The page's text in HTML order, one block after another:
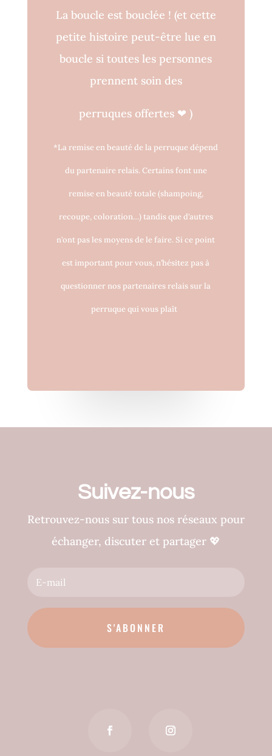
La boucle est bouclée ! (et cette
petite histoire peut-être lue en
boucle si toutes les personnes
prennent soin des
perruques offertes ❤)
*La remise en beauté de la perruque dépend
du partenaire relais. Certains font une
remise en beauté totale (shampoing,
recoupe, coloration…) tandis que d’autres
n’ont pas les moyens de le faire. Si ce point
est important pour vous, n’hésitez pas à
questionner nos partenaires relais sur la
perruque qui vous plaît
Suivez-nous
Retrouvez-nous sur tous nos réseaux pour
échanger, discuter et partager 💖
S'ABONNER